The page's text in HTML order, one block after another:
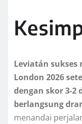
Leviatán sukses
London 2026
dengan skor 3-2
berlangsung
menandai